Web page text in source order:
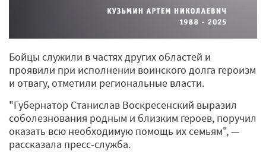
Бойцы служили в частях других областей и
проявили при исполнении воинского долга героизм
и отвагу, отметили региональные власти.
"Губернатор Станислав Воскресенский выразил
соболезнования родным и близким героев, поручил
оказать всю необходимую помощь их семьям", —
рассказала пресс-служба.